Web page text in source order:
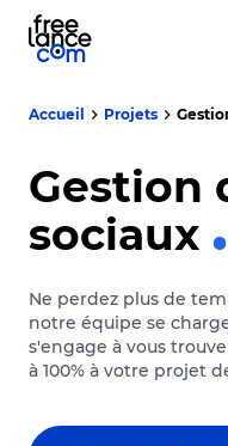
Accueil Projets
Gestion
sociaux
Ne perdez plus de
notre équipe se
s'engage à vous
à 100% à votre projet